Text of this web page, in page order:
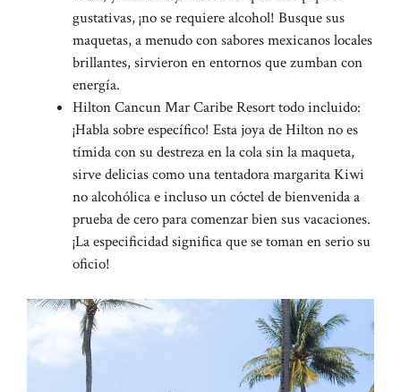
gustativas, ¡no se requiere alcohol! Busque sus
maquetas, a menudo con sabores mexicanos locales
brillantes, sirvieron en entornos que zumban con
energía.
Hilton Cancun Mar Caribe Resort todo incluido:
¡Habla sobre específico! Esta joya de Hilton no es
tímida con su destreza en la cola sin la maqueta,
sirve delicias como una tentadora margarita Kiwi
no alcohólica e incluso un cóctel de bienvenida a
prueba de cero para comenzar bien sus vacaciones.
¡La especificidad significa que se toman en serio su
oficio!